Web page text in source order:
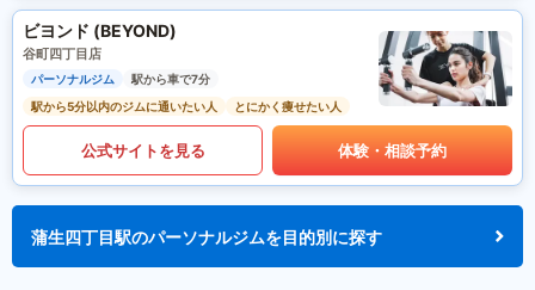
ビヨンド (BEYOND)
谷町四丁目店
パーソナルジム
駅から車で7分
駅から5分以内のジムに通いたい人
とにかく痩せたい人
公式サイトを見る 体験・相談予約
蒲生四丁目駅のパーソナルジムを目的別に探す